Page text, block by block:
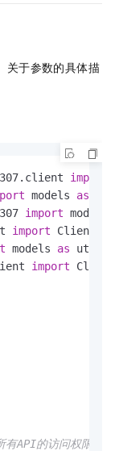
关于参数的具体描
import
models as
import models
import Client
models as
import
API的访问权限，